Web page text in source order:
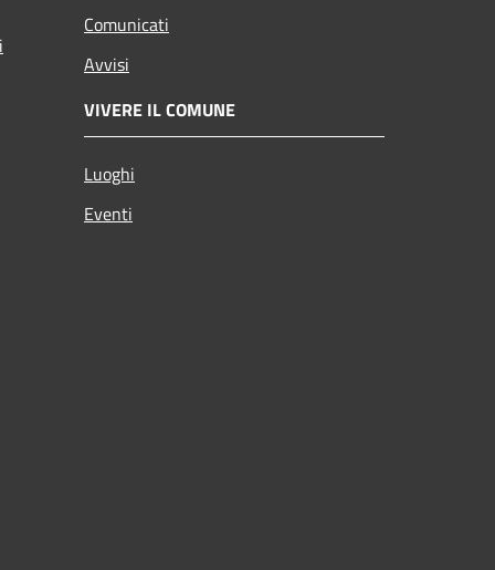
Comunicati
Avvisi
VIVERE IL COMUNE
Luoghi
Eventi